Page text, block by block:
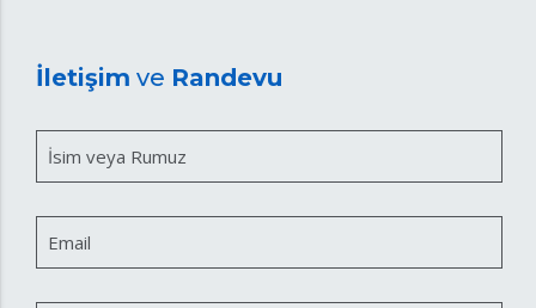
İletişim ve Randevu
İsim veya Rumuz
Email